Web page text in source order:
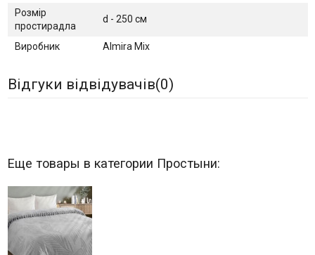
Розмір
простирадла
d - 250 см
Виробник Almira Mix
Відгуки відвідувачів(0)
Еще товары в категории Простыни: